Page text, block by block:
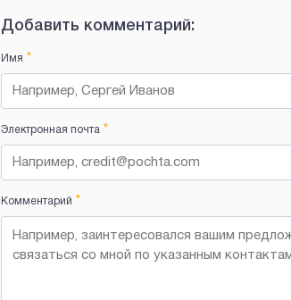
Добавить комментарий:
Имя *
Электронная почта*
Комментарий *